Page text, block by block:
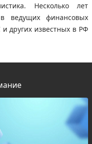
Несколько лет
ведущих финансовых
других известных в РФ